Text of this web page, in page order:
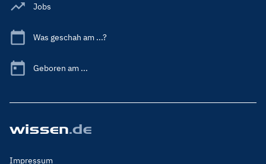
Jobs
Was geschah am ...?
Geboren am ...
Footer
Impressum